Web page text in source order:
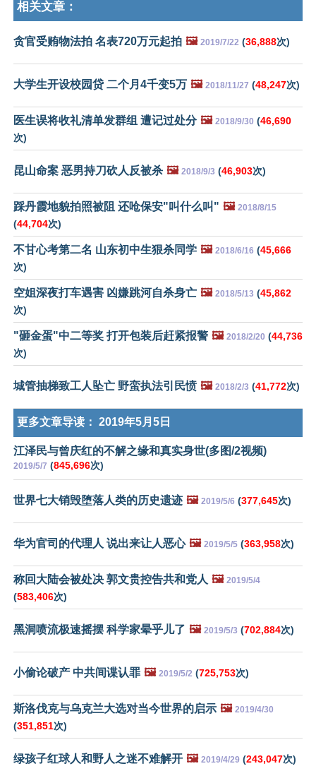
相关文章：
贪官受贿物法拍 名表720万元起拍 🖼️ 2019/7/22 (36,888次)
大学生开设校园贷 二个月4千变5万 🖼️ 2018/11/27 (48,247次)
医生误将收礼清单发群组 遭记过处分 🖼️ 2018/9/30 (46,690
次)
昆山命案 恶男持刀砍人反被杀 🖼️ 2018/9/3 (46,903次)
踩丹霞地貌拍照被阻 还呛保安"叫什么叫" 🖼️ 2018/8/15
(44,704次)
不甘心考第二名 山东初中生狠杀同学 🖼️ 2018/6/16 (45,666
次)
空姐深夜打车遇害 凶嫌跳河自杀身亡 🖼️ 2018/5/13 (45,862
次)
"砸金蛋"中二等奖 打开包装后赶紧报警 🖼️ 2018/2/20 (44,736
次)
城管抽梯致工人坠亡 野蛮执法引民愤 🖼️ 2018/2/3 (41,772次)
更多文章导读： 2019年5月5日
江泽民与曾庆红的不解之缘和真实身世(多图/2视频)
2019/5/7 (845,696次)
世界七大销毁堕落人类的历史遗迹 🖼️ 2019/5/6 (377,645次)
华为官司的代理人 说出来让人恶心 🖼️ 2019/5/5 (363,958次)
称回大陆会被处决 郭文贵控告共和党人 🖼️ 2019/5/4
(583,406次)
黑洞喷流极速摇摆 科学家晕乎儿了 🖼️ 2019/5/3 (702,884次)
小偷论破产 中共间谍认罪 🖼️ 2019/5/2 (725,753次)
斯洛伐克与乌克兰大选对当今世界的启示 🖼️ 2019/4/30
(351,851次)
绿孩子红球人和野人之迷不难解开 🖼️ 2019/4/29 (243,047次)